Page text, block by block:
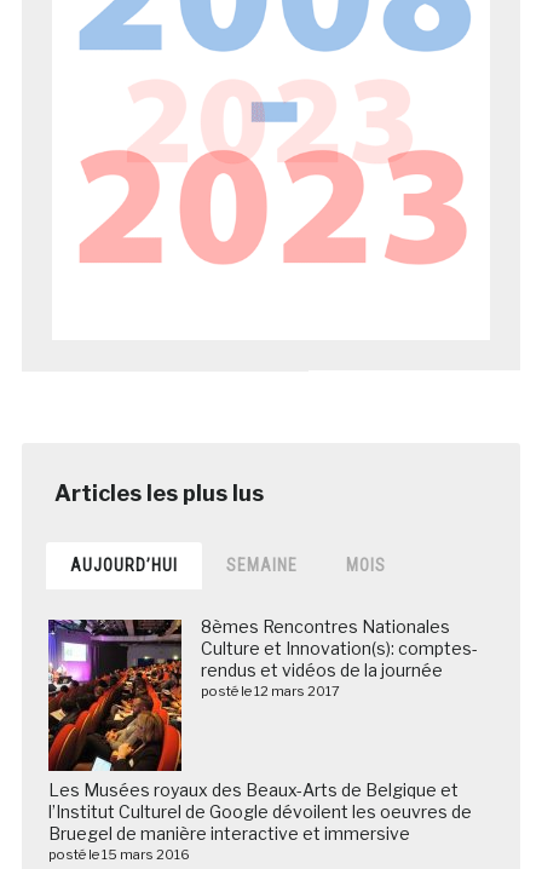
AUJOURD’HUI SEMAINE MOIS
8èmes Rencontres Nationales
Culture et Innovation(s): comptes-
rendus et vidéos de la journée
posté le 12 mars 2017
Les Musées royaux des Beaux-Arts de Belgique et
l’Institut Culturel de Google dévoilent les oeuvres de
Bruegel de manière interactive et immersive
posté le 15 mars 2016